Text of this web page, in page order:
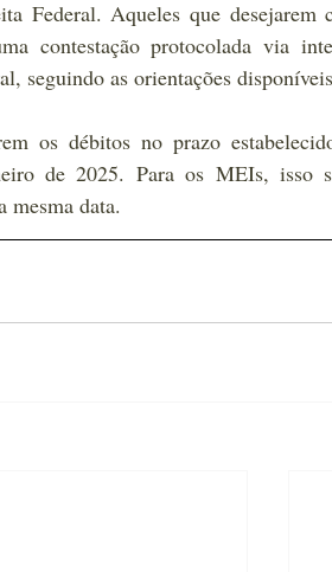
Federal. Aqueles que desejarem
contestação protocolada via
seguindo as orientações
os débitos no prazo
de 2025. Para os MEIs, isso
mesma data.